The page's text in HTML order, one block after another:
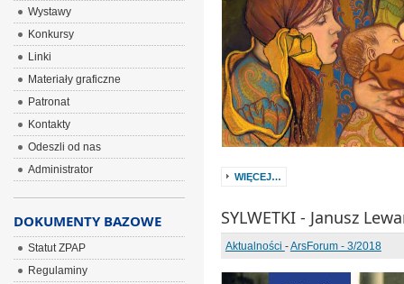
WIĘCEJ…
SYLWETKI - Janusz
Aktualności -ArsForum - 3/2018
Wystawy
Konkursy
Linki
Materiały graficzne
Patronat
Kontakty
Odeszli od nas
Administrator
DOKUMENTY BAZOWE
Statut ZPAP
Regulaminy